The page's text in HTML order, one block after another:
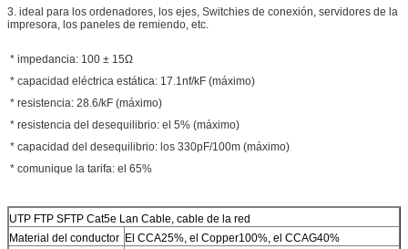
3. ideal para los ordenadores, los ejes, Switchies de conexión, servidores de la
impresora, los paneles de remiendo, etc.
* impedancia: 100 ± 15Ω
* capacidad eléctrica estática: 17.1nf/kF (máximo)
* resistencia: 28.6/kF (máximo)
* resistencia del desequilibrio: el 5% (máximo)
* capacidad del desequilibrio: los 330pF/100m (máximo)
* comunique la tarifa: el 65%
UTP FTP SFTP Cat5e Lan Cable, cable de la red
Material del conductor El CCA25%, el Copper100%, el CCAG40%